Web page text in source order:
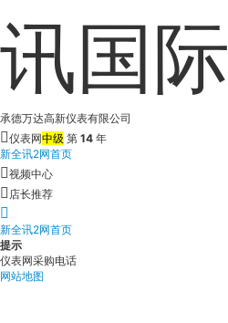
讯国际
承德万达高新仪表有限公司
仪表网中级 第 14 年
新全讯2网首页
视频中心
店长推荐
新全讯2网首页
提示
仪表网采购电话
网站地图